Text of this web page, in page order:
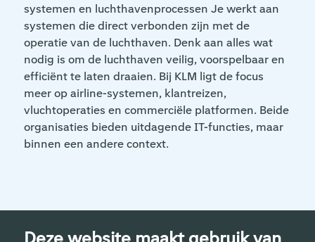
systemen en luchthavenprocessen Je werkt aan
systemen die direct verbonden zijn met de
operatie van de luchthaven. Denk aan alles wat
nodig is om de luchthaven veilig, voorspelbaar en
efficiënt te laten draaien. Bij KLM ligt de focus
meer op airline-systemen, klantreizen,
vluchtoperaties en commerciële platformen. Beide
organisaties bieden uitdagende IT-functies, maar
binnen een andere context.